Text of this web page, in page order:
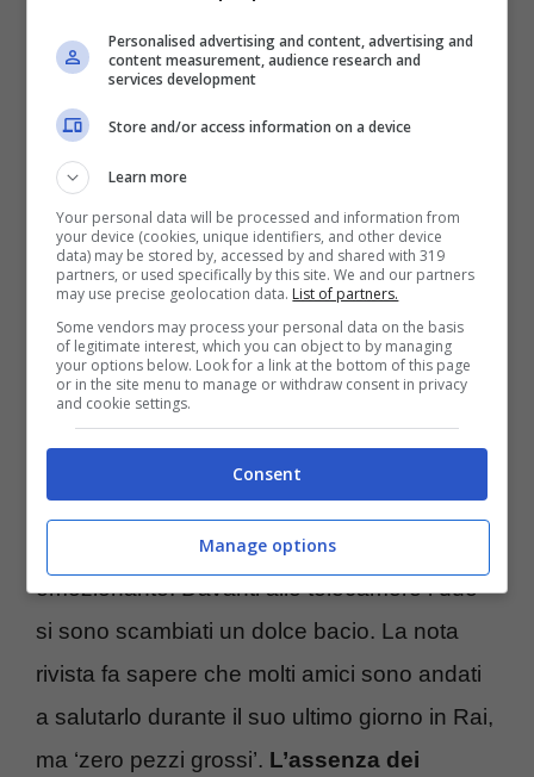
giorno in Raiper l’amatissimo conduttore,
che si è recato in Viale Mazzini per registrate
l’ultimo blocco dipuntate diAffari Tuoi
noto game show che per anni ha condotto su
Rai Uno. Nell’ultimo numero in edicola da
mercoledì 15 maggio ilsettimanale Chiha
pubblicato alcuni scatti che lo ritraggono
mentre entra al Teatro delle Vittorie ed è
impossibile non notare la sua evidente
emozione.
Al suo fianco c’era lamoglie Giovanna
in un momento così particolare ed
emozionante. Davanti alle telecamere i due
si sono scambiati un dolce bacio. La nota
rivista fa sapere che molti amici sono andati
a salutarlo durante il suo ultimo giorno in Rai,
ma ‘zero pezzi grossi’. L’assenza dei
Personalised advertising and content, advertising and
content measurement, audience research and
services development
Store and/or access information on a device
Learn more
Your personal data will be processed and information from
your device (cookies, unique identifiers, and other device
data) may be stored by, accessed by and shared with 319
partners, or used specifically by this site. We and our partners
may use precise geolocation data. List of partners.
Some vendors may process your personal data on the basis
of legitimate interest, which you can object to by managing
your options below. Look for a link at the bottom of this page
or in the site menu to manage or withdraw consent in privacy
and cookie settings.
Consent
Manage options